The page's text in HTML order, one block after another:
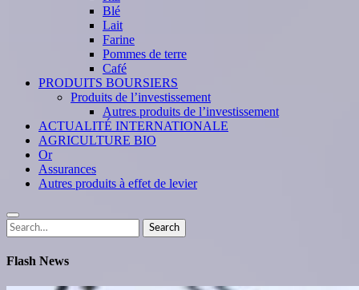
Blé
Lait
Farine
Pommes de terre
Café
PRODUITS BOURSIERS
Produits de l’investissement
Autres produits de l’investissement
ACTUALITÉ INTERNATIONALE
AGRICULTURE BIO
Or
Assurances
Autres produits à effet de levier
Search
for:
Search
Flash News